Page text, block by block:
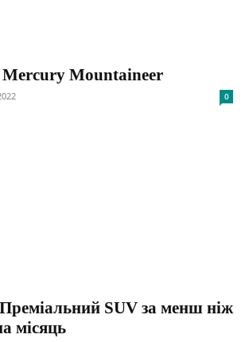
Mountaineer
0
SUV за менш ніж
місяць